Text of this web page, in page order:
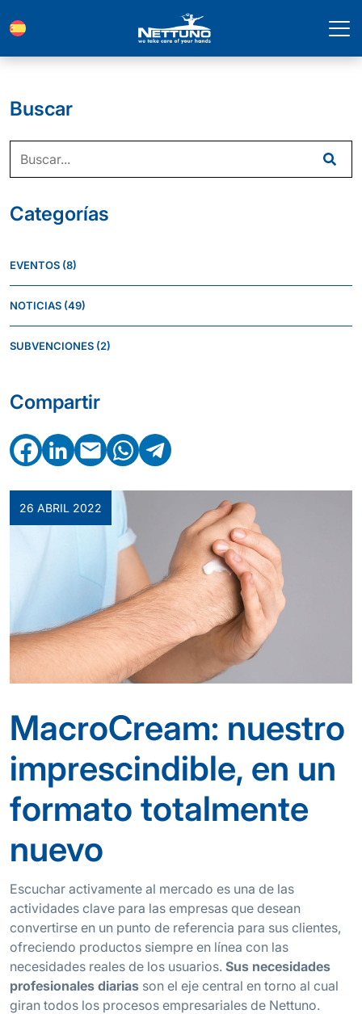
Buscar
Categorías
EVENTOS (8)
NOTICIAS (49)
SUBVENCIONES (2)
Compartir
Facebook
LinkedIn
EmailWhatsApp
Telegram
26 ABRIL 2022
MacroCream: nuestro
imprescindible, en un
formato totalmente
nuevo
Escuchar activamente al mercado es una de las
actividades clave para las empresas que desean
convertirse en un punto de referencia para sus clientes,
ofreciendo productos siempre en línea con las
necesidades reales de los usuarios. Sus necesidades
profesionales diarias son el eje central en torno al cual
giran todos los procesos empresariales de Nettuno.